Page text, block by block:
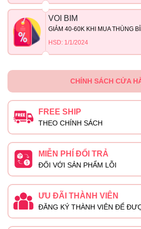
VOI BIM
GIẢM 40-60K KHI MUA THÙNG
HSD: 1/1/2024
CHÍNH SÁCH CỬA
FREE SHIP
THEO CHÍNH SÁCH
MIỄN PHÍ ĐỔI TRẢ
ĐỐI VỚI SẢN PHẨM LỖI
ƯU ĐÃI THÀNH VIÊN
ĐĂNG KÝ THÀNH VIÊN ĐỂ